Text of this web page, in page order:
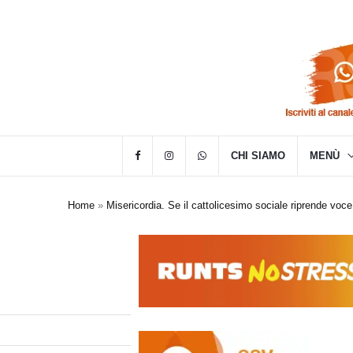
CHI SIAMO MENÙ
Home » Misericordia. Se il cattolicesimo sociale riprende voce